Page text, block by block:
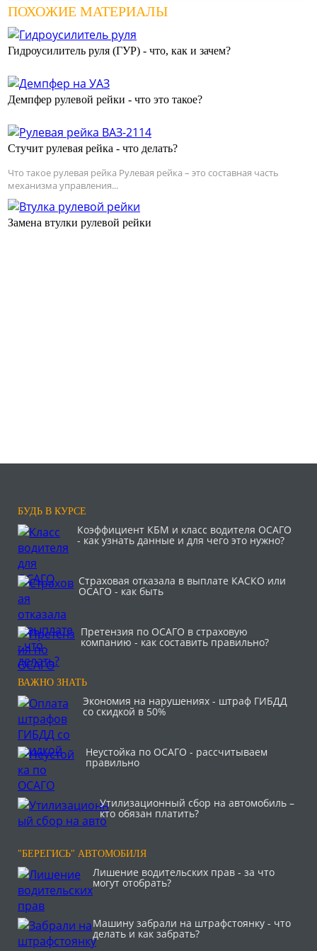
ПОХОЖИЕ МАТЕРИАЛЫ
Гидроусилитель руля (ГУР) - что, как и зачем?
Демпфер рулевой рейки - что это такое?
Стучит рулевая рейка - что делать?
Что такое рулевая рейка Рулевая рейка – это составная часть
механизма управления...
Замена втулки рулевой рейки
БУДЬ В КУРСЕ
Коэффициент КБМ и класс водителя ОСАГО
- как узнать данные и для чего это нужно?
Страховая отказала в выплате КАСКО или
ОСАГО - как быть
Претензия по ОСАГО в страховую
компанию - как составить правильно?
ВАЖНО ЗНАТЬ
Экономия на нарушениях - штраф ГИБДД
со скидкой в 50%
Неустойка по ОСАГО - рассчитываем
правильно
Утилизационный сбор на автомобиль –
кто обязан платить?
"БЕРЕГИСЬ" АВТОМОБИЛЯ
Лишение водительских прав - за что
могут отобрать?
Машину забрали на штрафстоянку - что
делать и как забрать?